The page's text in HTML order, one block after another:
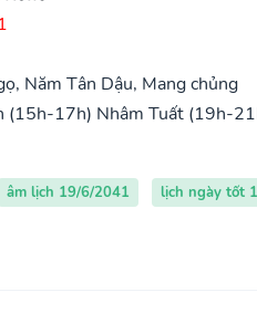
Năm Tân Dậu, Mang chủng
(15h-17h) Nhâm Tuất (19h-
âm lịch 19/6/2041
lịch ngày tốt